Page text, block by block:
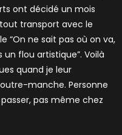
ont décidé un mois
transport avec le
“On ne sait pas où on va,
flou artistique”. Voilà
quand je leur
manche. Personne
pas même chez